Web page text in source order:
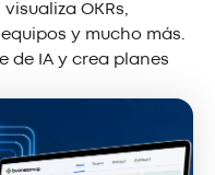
OKRs,
y mucho más.
de IA y crea planes